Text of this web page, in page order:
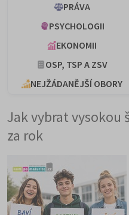
PRÁVA
PSYCHOLOGII
EKONOMII
OSP, TSP A ZSV
NEJŽÁDANĚJŠÍ OBORY
Jak vybrat
za rok